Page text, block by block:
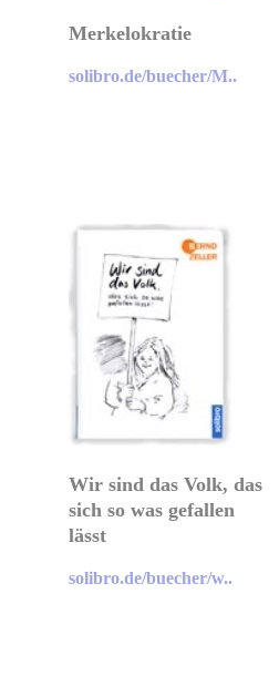
Merkelokratie
solibro.de/buecher/M..
Wir sind das Volk, das
sich so was gefallen
lässt
solibro.de/buecher/w..